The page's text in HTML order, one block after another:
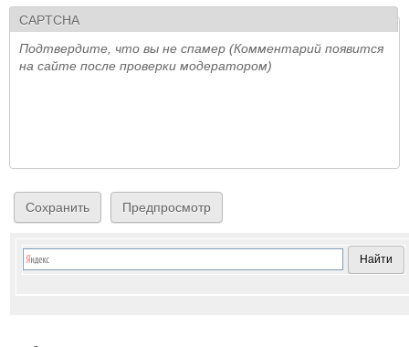
CAPTCHA
Подтвердите, что вы не спамер (Комментарий появится
на сайте после проверки модератором)